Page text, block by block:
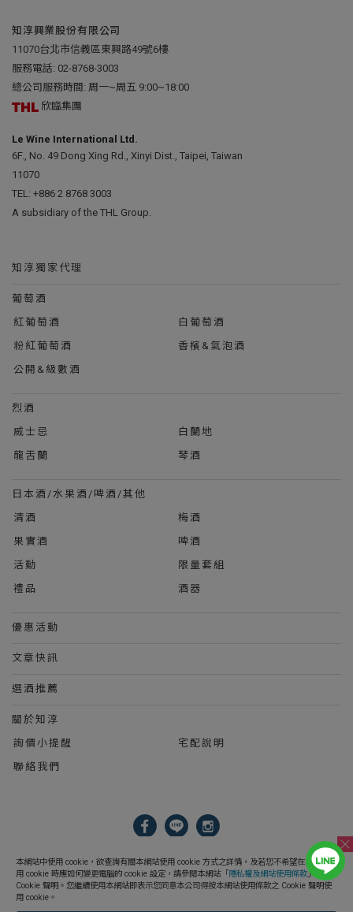
知淳興業股份有限公司
11070台北市信義區東興路49號6樓
服務電話: 02-8768-3003
總公司服務時間: 周一~周五 9:00~18:00
欣臨集團
Le Wine International Ltd.
6F., No. 49 Dong Xing Rd., Xinyi Dist., Taipei, Taiwan
11070
TEL: +886 2 8768 3003
A subsidiary of the THL Group.
知淳獨家代理
葡萄酒
紅葡萄酒
白葡萄酒
粉紅葡萄酒
香檳&氣泡酒
公開&級數酒
烈酒
威士忌
白蘭地
龍舌蘭
琴酒
日本酒/水果酒/啤酒/其他
清酒
梅酒
果實酒
啤酒
活動
限量套組
禮品
酒器
優惠活動
文章快訊
選酒推薦
關於知淳
詢價小提醒
宅配說明
聯絡我們
本網站中使用 cookie，欲查詢有關本網站使用 cookie 方式之詳情，及若您不希望在電腦上使
用 cookie 時應如何變更電腦的 cookie 設定，請參閱本網站「隱私權及網站使用條款」之
Cookie 聲明。您繼續使用本網站即表示您同意本公司得按本網站使用條款之 Cookie 聲明使
用 cookie。